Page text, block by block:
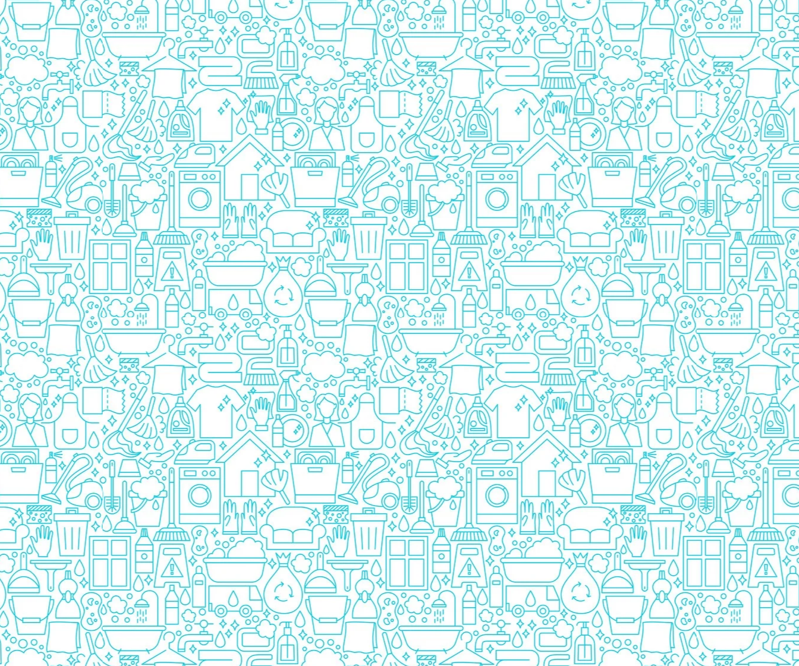
Ingrijire Adulti
Scutece Adulti
Servetele Umede Adulti
Ingrijire Personala
Cosmetice
Absorbante
Absorbante & Tampoane
Tampoane
Pasta De Dinti
Cosmetice
Deodorante
Creme
Ingrijire Unghii
Machiaje/Pensule
Sapun
Sapun Solid
Sapun Lichid
Par
Vopsea
Sampon
Balsam/Masca
Coafura
Ustensile
Gel de Dus
Prezervative
Ingrijire Orala
Pasta De Dinti
Periuta Dinti
Apa De Gura
Ata Dentara
Creme Depilatoare
Spuma Si Geluri De Barbierit
Protectie Insecte
Betisoare de Urechi
Ingrijire Intima
Aparat de ras
Aparat de Ras Gillette
Aparate de Ras Venus
Accesorii